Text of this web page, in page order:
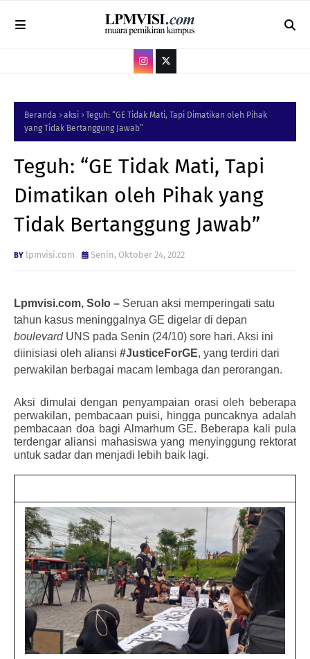
Beranda aksi
Teguh: “GE Tidak Mati, Tapi Dimatikan oleh Pihak
yang Tidak Bertanggung Jawab”
Teguh: “GE Tidak Mati, Tapi
Dimatikan oleh Pihak yang
Tidak Bertanggung Jawab”
lpmvisi.com Senin, Oktober 24, 2022
Lpmvisi.com, Solo – Seruan aksi memperingati satu
boulevard UNS pada Senin (24/10) sore hari. Aksi ini
diinisiasi oleh aliansi #JusticeForGE, yang terdiri dari
perwakilan berbagai macam lembaga dan perorangan.
Aksi dimulai dengan penyampaian orasi oleh beberapa
perwakilan, pembacaan puisi, hingga puncaknya adalah
pembacaan doa bagi Almarhum GE. Beberapa kali pula
terdengar aliansi mahasiswa yang menyinggung rektorat
untuk sadar dan menjadi lebih baik lagi.